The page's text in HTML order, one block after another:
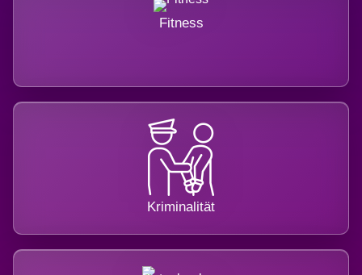
Fitness
Kriminalität